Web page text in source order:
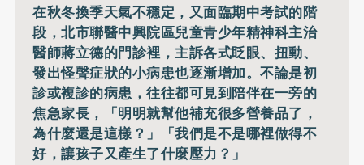
在秋冬換季天氣不穩定，又面臨期中考試的階
段，北市聯醫中興院區兒童青少年精神科主治
醫師蔣立德的門診裡，主訴各式眨眼、扭動、
發出怪聲症狀的小病患也逐漸增加。不論是初
診或複診的病患，往往都可見到陪伴在一旁的
焦急家長，「明明就幫他補充很多營養品了，
為什麼還是這樣？」「我們是不是哪裡做得不
好，讓孩子又產生了什麼壓力？」